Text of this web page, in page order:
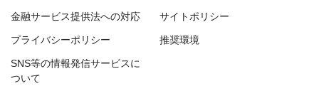
金融サービス提供法への対応 サイトポリシー
プライバシーポリシー 推奨環境
SNS等の情報発信サービスに
ついて